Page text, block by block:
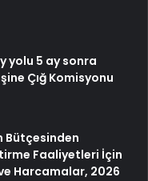
yolu 5 ay sonra
Çığ Komisyonu
Bütçesinden
Faaliyetleri İçin
Harcamalar, 2026